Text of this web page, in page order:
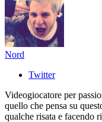
Nord
Twitter
Videogiocatore per
quello che pensa su
qualche risata e facendo